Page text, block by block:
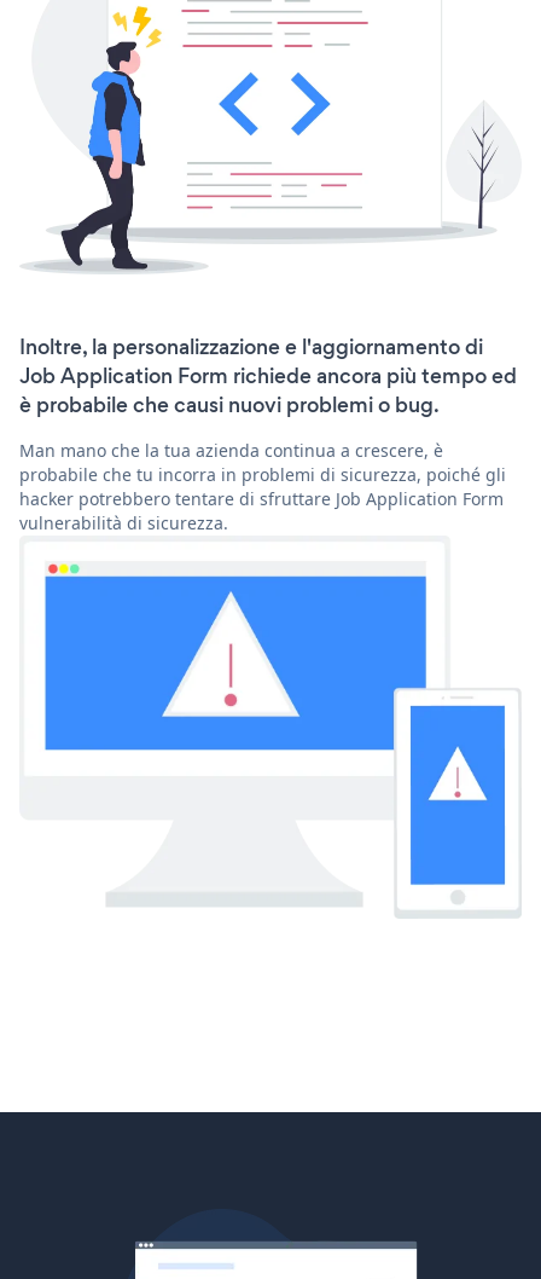
Inoltre, la personalizzazione e l'aggiornamento di
Job Application Form richiede ancora più tempo ed
è probabile che causi nuovi problemi o bug.
Man mano che la tua azienda continua a crescere, è
probabile che tu incorra in problemi di sicurezza, poiché gli
hacker potrebbero tentare di sfruttare Job Application Form
vulnerabilità di sicurezza.